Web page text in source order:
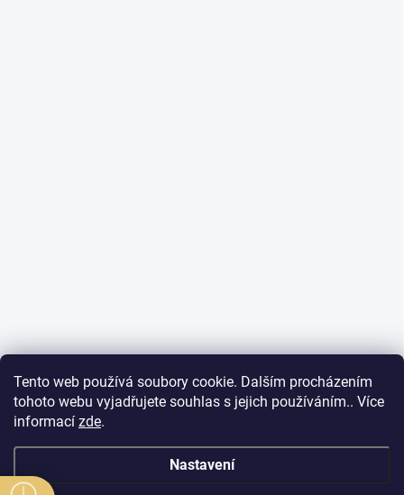
Tento web používá soubory cookie. Dalším procházením
tohoto webu vyjadřujete souhlas s jejich používáním.. Více
informací zde.
Nastavení